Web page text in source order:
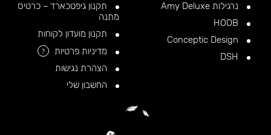
נרגילות Amy Deluxe
תקנון גיפטכארד – כרטיס
מתנה
תקנון מועדון לקוחות
מדיניות פרטיות
?
הצהרת נגישות
החשבון שלי